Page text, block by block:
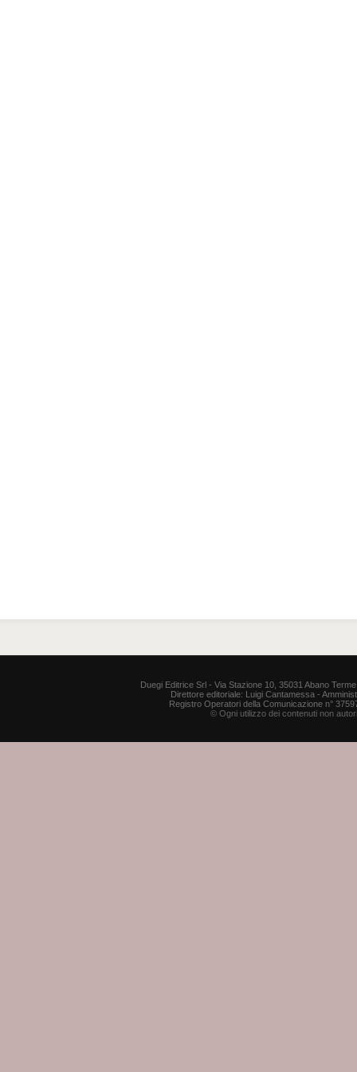
Duegi Editrice Srl - Via Stazione 10, 35031 Abano
Direttore editoriale: Luigi Cantamessa -
Registro Operatori della Comunicazione n°
© Ogni utilizzo dei contenuti non